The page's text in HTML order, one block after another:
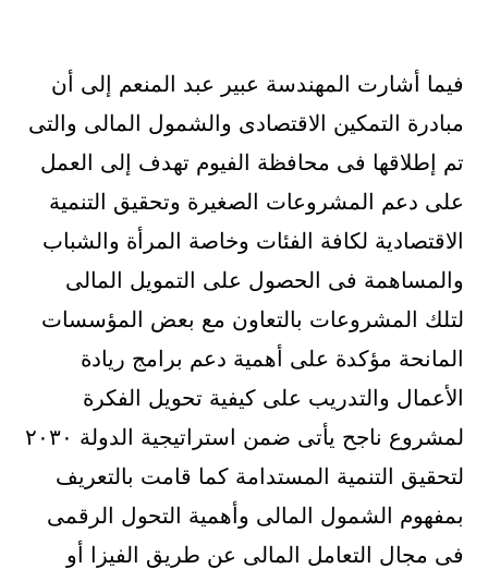
فيما أشارت المهندسة عبير عبد المنعم إلى أن
مبادرة التمكين الاقتصادى والشمول المالى والتى
تم إطلاقها فى محافظة الفيوم تهدف إلى العمل
على دعم المشروعات الصغيرة وتحقيق التنمية
الاقتصادية لكافة الفئات وخاصة المرأة والشباب
والمساهمة فى الحصول على التمويل المالى
لتلك المشروعات بالتعاون مع بعض المؤسسات
المانحة مؤكدة على أهمية دعم برامج ريادة
الأعمال والتدريب على كيفية تحويل الفكرة
لمشروع ناجح يأتى ضمن استراتيجية الدولة ٢٠٣٠
لتحقيق التنمية المستدامة كما قامت بالتعريف
بمفهوم الشمول المالى وأهمية التحول الرقمى
فى مجال التعامل المالى عن طريق الفيزا أو